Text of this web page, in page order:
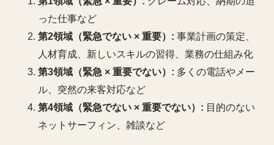
った仕事など
第2領域（緊急でない × 重要）: 事業計画の策定、
人材育成、新しいスキルの習得、業務の仕組み化
第3領域（緊急 × 重要でない）: 多くの電話やメー
ル、突然の来客対応など
第4領域（緊急でない × 重要でない）: 目的のない
ネットサーフィン、雑談など